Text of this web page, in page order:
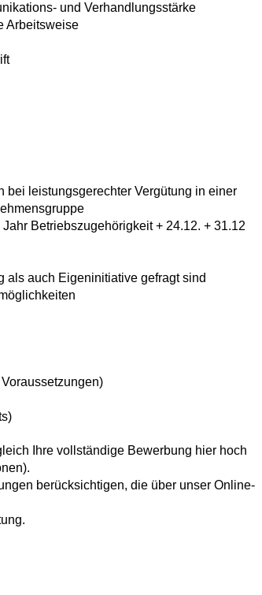
und Verhandlungsstärke
Arbeitsweise
bei leistungsgerechter Vergütung in einer
Betriebszugehörigkeit + 24.12. + 31.12
als auch Eigeninitiative gefragt sind
Ihre vollständige Bewerbung hier hoch
berücksichtigen, die über unser Online-